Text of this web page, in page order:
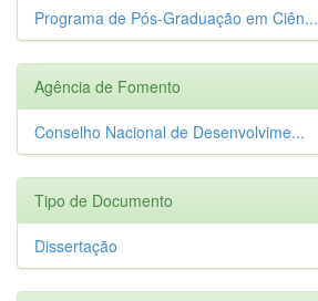
Programa de Pós-Graduação em Ciên...
Agência de Fomento
Conselho Nacional de Desenvolvime...
Tipo de Documento
Dissertação